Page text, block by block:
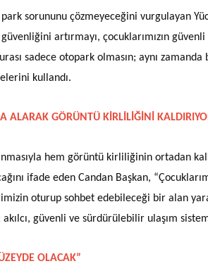
sorununu çözmeyeceğini vurgulayan
artırmayı, çocuklarımızın güvenli
sadece otopark olmasın; aynı
kullandı.
ALARAK GÖRÜNTÜ KİRLİLİĞİNİ
hem görüntü kirliliğinin ortadan
ifade eden Candan Başkan,
oturup sohbet edebileceği bir alan
akılcı, güvenli ve sürdürülebilir ulaşım
OLACAK”